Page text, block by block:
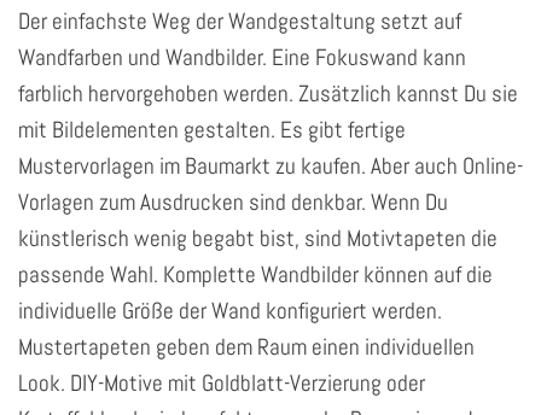
Der einfachste Weg der Wandgestaltung setzt auf
Wandfarben und Wandbilder. Eine Fokuswand kann
farblich hervorgehoben werden. Zusätzlich kannst Du sie
mit Bildelementen gestalten. Es gibt fertige
Mustervorlagen im Baumarkt zu kaufen. Aber auch Online-
Vorlagen zum Ausdrucken sind denkbar. Wenn Du
künstlerisch wenig begabt bist, sind Motivtapeten die
passende Wahl. Komplette Wandbilder können auf die
individuelle Größe der Wand konfiguriert werden.
Mustertapeten geben dem Raum einen individuellen
Look. DIY-Motive mit Goldblatt-Verzierung oder